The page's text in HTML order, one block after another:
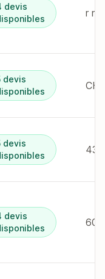
devis
r
devis
devis
43
devis